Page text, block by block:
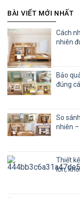
BÀI VIẾT MỚI NHẤT
Cách
nhiên
Bảo
đúng
So
nhiên –
Thiết
lớn,